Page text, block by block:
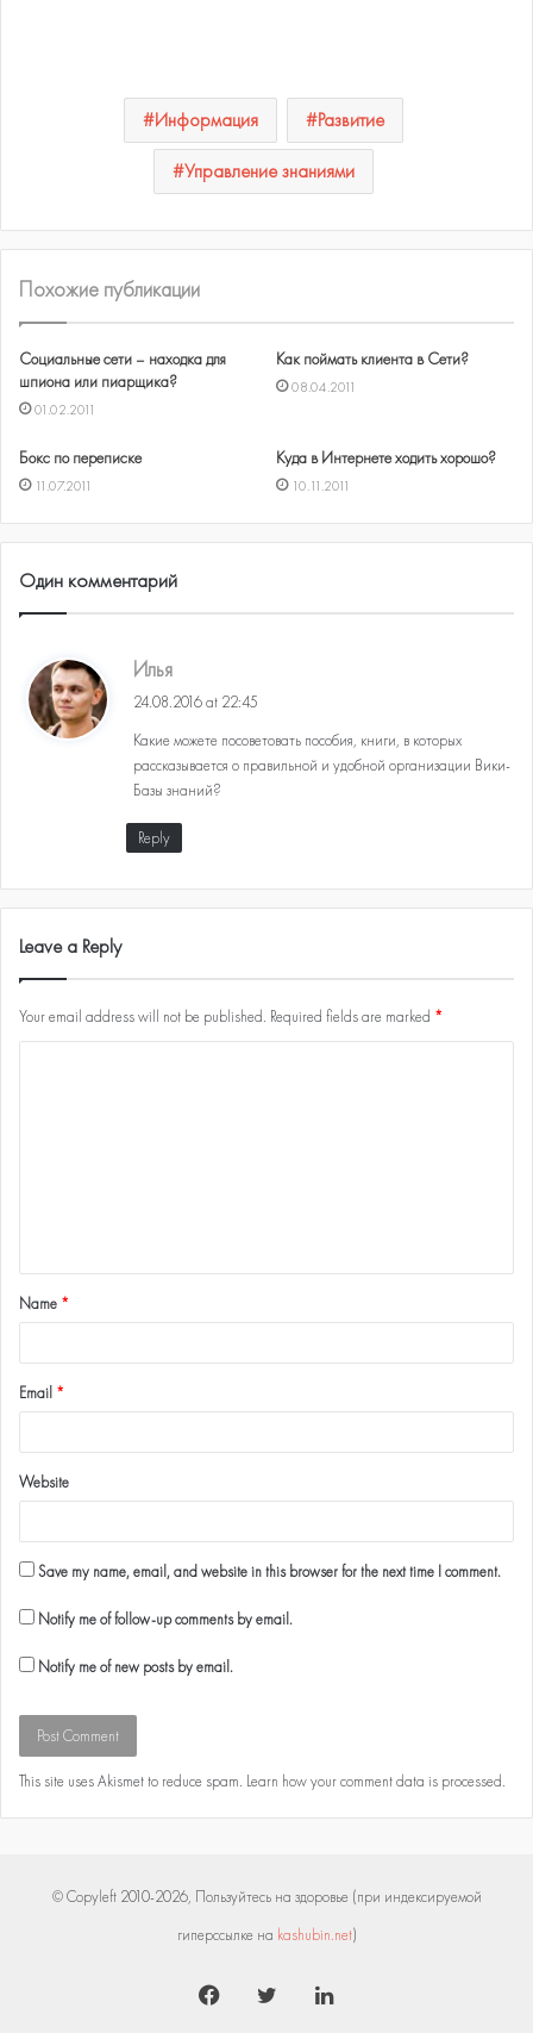
Информация Развитие
Управление знаниями
Похожие публикации
Социальные сети – находка для
шпиона или пиарщика?
01.02.2011
Как поймать клиента в Сети?
08.04.2011
Бокс по переписке
11.07.2011
Куда в Интернете ходить хорошо?
10.11.2011
Один комментарий
Илья
a
s
:
24.08.2016 at 22:45
Какие можете посоветовать пособия, книги, в которых
рассказывается о правильной и удобной организации Вики-
Базы знаний?
Reply
Leave a Reply
Your email address will not be published. Required fields are marked *
Name *
Email *
Website
Save my name, email, and website in this browser for the next time I comment.
Notify me of follow-up comments by email.
Notify me of new posts by email.
This site uses Akismet to reduce spam. Learn how your comment data is processed.
© Copyleft 2010-2026, Пользуйтесь на здоровье (при индексируемой
гиперссылке на kashubin.net)
FacebookTwitter LinkedIn